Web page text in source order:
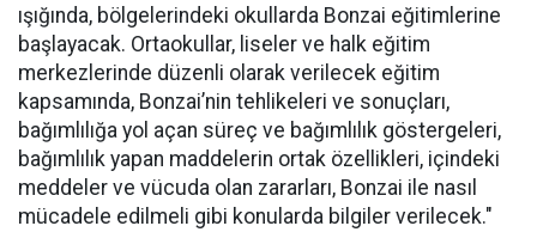
ışığında, bölgelerindeki okullarda Bonzai eğitimlerine
başlayacak. Ortaokullar, liseler ve halk eğitim
merkezlerinde düzenli olarak verilecek eğitim
kapsamında, Bonzai’nin tehlikeleri ve sonuçları,
bağımlılığa yol açan süreç ve bağımlılık göstergeleri,
bağımlılık yapan maddelerin ortak özellikleri, içindeki
meddeler ve vücuda olan zararları, Bonzai ile nasıl
mücadele edilmeli gibi konularda bilgiler verilecek."